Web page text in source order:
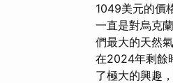
1049美元的價
一直是對烏克
們最大的天然
在2024年剩餘
了極大的興趣